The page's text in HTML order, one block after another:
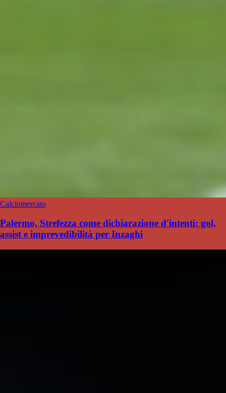
Calciomercato
Palermo, Strefezza come dichiarazione d'intenti: gol,
assist e imprevedibilità per Inzaghi